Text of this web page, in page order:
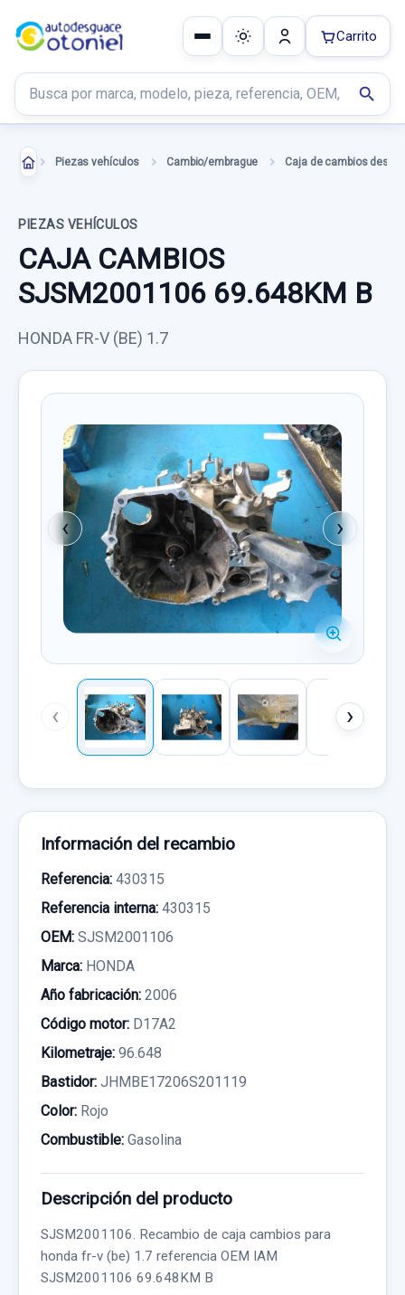
Buscar productos
search
Carrito
Piezas vehículos Cambio/embrague Caja de cambios
PIEZAS VEHÍCULOS
CAJA CAMBIOS
SJSM2001106 69.648KM B
HONDA FR-V (BE) 1.7
‹ ›
‹ ›
Información del recambio
Referencia: 430315
Referencia interna: 430315
OEM: SJSM2001106
Marca: HONDA
Año fabricación: 2006
Código motor: D17A2
Kilometraje: 96.648
Bastidor: JHMBE17206S201119
Color: Rojo
Combustible: Gasolina
Descripción del producto
SJSM2001106. Recambio de caja cambios para
honda fr-v (be) 1.7 referencia OEM IAM
SJSM2001106 69.648KM B